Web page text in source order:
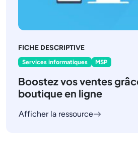
FICHE DESCRIPTIVE
Services informatiques MSP
Boostez vos ventes
boutique en ligne
Afficher la ressource